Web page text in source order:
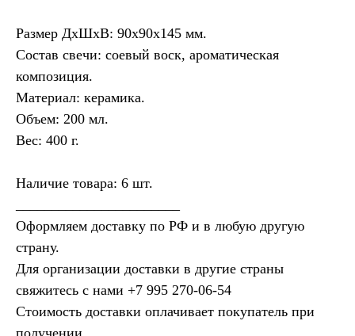
Размер ДхШхВ: 90х90х145 мм.
Состав свечи: соевый воск, ароматическая
композиция.
Материал: керамика.
Объем: 200 мл.
Вес: 400 г.
Наличие товара: 6 шт.
Оформляем доставку по РФ и в любую другую
страну.
Для организации доставки в другие страны
свяжитесь с нами ‪ +7 995 270‑06‑54‬
Стоимость доставки оплачивает покупатель при